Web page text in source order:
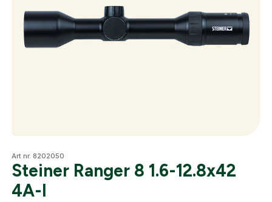
Jaktkläder & skor
Optik
Art nr. 8202050
Steiner Ranger 8 1.6-12.8x42
4A-I
Fyll i dina företags- eller föreningsuppgifter i
formuläret så återkommer vi till dig när kontot är
skapat. I vår FAQ hittar du svar på de vanligaste